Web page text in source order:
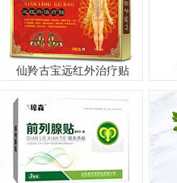
仙羚古宝远红外治疗贴